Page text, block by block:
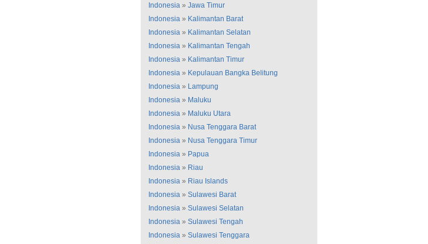
Indonesia » Jawa Timur
Indonesia » Kalimantan Barat
Indonesia » Kalimantan Selatan
Indonesia » Kalimantan Tengah
Indonesia » Kalimantan Timur
Indonesia » Kepulauan Bangka Belitung
Indonesia » Lampung
Indonesia » Maluku
Indonesia » Maluku Utara
Indonesia » Nusa Tenggara Barat
Indonesia » Nusa Tenggara Timur
Indonesia » Papua
Indonesia » Riau
Indonesia » Riau Islands
Indonesia » Sulawesi Barat
Indonesia » Sulawesi Selatan
Indonesia » Sulawesi Tengah
Indonesia » Sulawesi Tenggara